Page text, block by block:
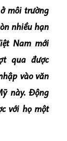
môi trường
nhiều hạn
Nam mới
qua được
vào văn
này. Động
với họ một